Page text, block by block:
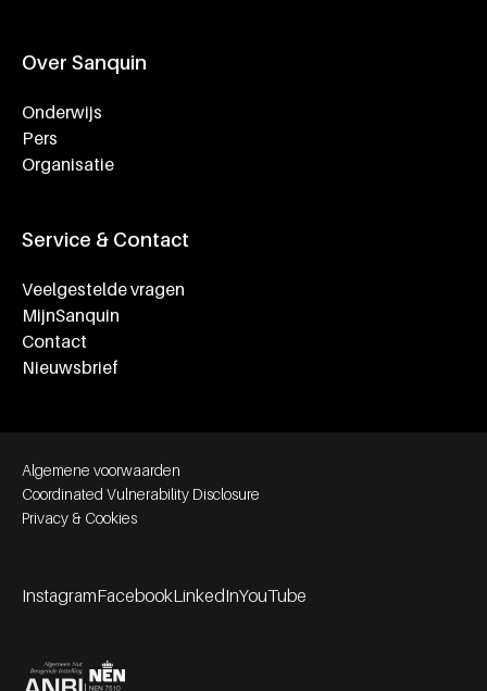
Over Sanquin
Onderwijs
Pers
Organisatie
Service & Contact
Veelgestelde vragen
MijnSanquin
Contact
Nieuwsbrief
Footer bottom navigation
Algemene voorwaarden
Coordinated Vulnerability Disclosure
Privacy & Cookies
InstagramFacebookLinkedInYouTube